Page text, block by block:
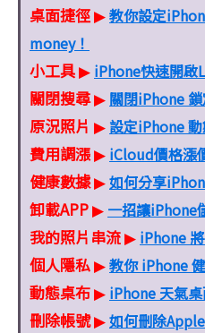
桌面捷徑▶教你設定
money！
小工具▶ iPhone快速開啟
關閉搜尋▶ 關閉iPhone
原況照片 ▶ 設定iPhone 動
費用調漲▶ iCloud價格漲
健康數據▶如何分享
卸載APP▶ 一招讓iPhone
我的照片串流▶ iPhone
個人隱私▶教你 iPhone
動態桌布▶ iPhone 天氣
刪除帳號▶如何刪除